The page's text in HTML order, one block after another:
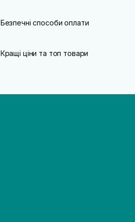
Безпечні способи оплати
Кращі ціни та топ товари